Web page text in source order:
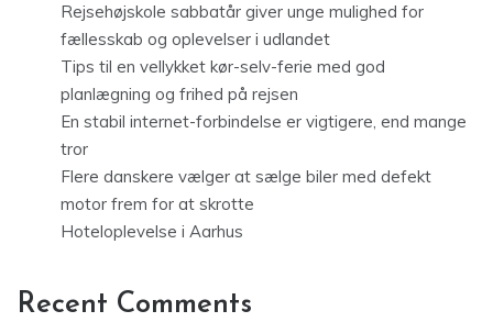
Rejsehøjskole sabbatår giver unge mulighed for
fællesskab og oplevelser i udlandet
Tips til en vellykket kør-selv-ferie med god
planlægning og frihed på rejsen
En stabil internet-forbindelse er vigtigere, end mange
tror
Flere danskere vælger at sælge biler med defekt
motor frem for at skrotte
Hoteloplevelse i Aarhus
Recent Comments